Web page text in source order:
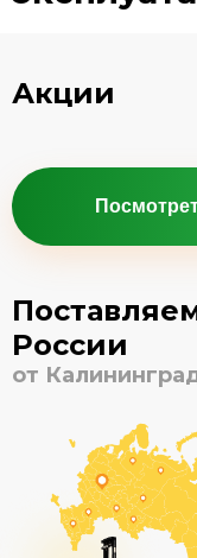
Акции
России
от